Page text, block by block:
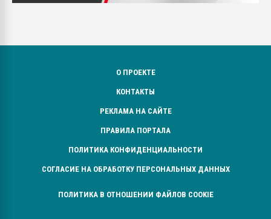
О ПРОЕКТЕ
КОНТАКТЫ
РЕКЛАМА НА САЙТЕ
ПРАВИЛА ПОРТАЛА
ПОЛИТИКА КОНФИДЕНЦИАЛЬНОСТИ
СОГЛАСИЕ НА ОБРАБОТКУ ПЕРСОНАЛЬНЫХ ДАННЫХ
ПОЛИТИКА В ОТНОШЕНИИ ФАЙЛОВ COOKIE